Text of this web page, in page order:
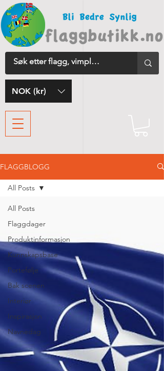
NOK (kr)
FLAGGBLOGG
All Posts
Flaggdager
Produktinformasjon
Kunnskapsbase
Portefølje
Bak scenen
Interiør
Inspirasjon
Navnedag
All Posts